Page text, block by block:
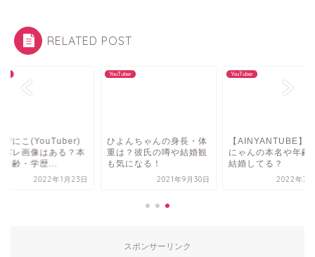
RELATED POST
びにこ(YouTuber)
バレ画像はある？本
年齢・学歴...
2022年1月23日
YouTuber
ひよんちゃんの身長・体
重は？彼氏の噂や結婚観
も気になる！
2021年9月30日
YouTuber
【AINYANTUBE】
にゃんの本名や年齢
結婚してる？
2022年3
スポンサーリンク